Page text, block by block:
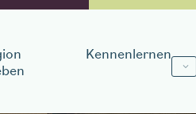
Kennenlernen